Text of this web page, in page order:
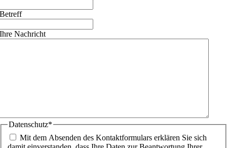
Betreff
Ihre Nachricht
Datenschutz*
Mit dem Absenden des Kontaktformulars erklären Sie sich